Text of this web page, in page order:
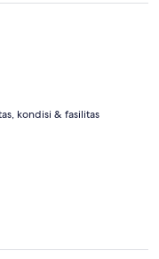
kondisi & fasilitas